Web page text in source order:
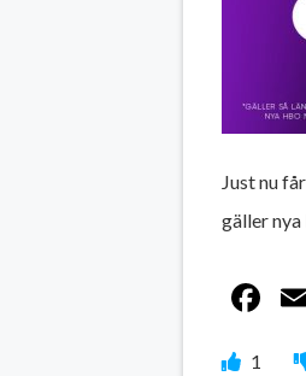
Just nu
gäller
1